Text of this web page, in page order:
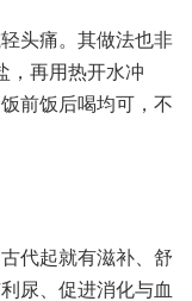
头痛。其做法也非
，再用热开水冲
前饭后喝均可，不
代起就有滋补、舒
尿、促进消化与血